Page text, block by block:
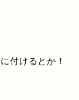
付けるとか！